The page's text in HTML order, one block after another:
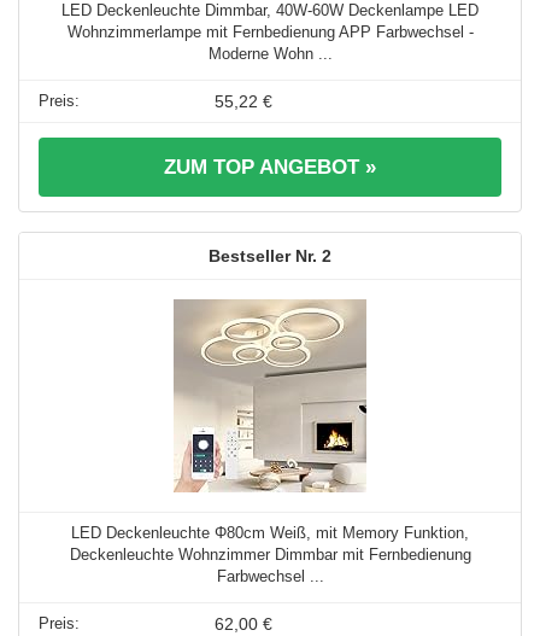
LED Deckenleuchte Dimmbar, 40W-60W Deckenlampe LED
Wohnzimmerlampe mit Fernbedienung APP Farbwechsel -
Moderne Wohn ...
55,22 €
ZUM TOP ANGEBOT »
2
LED Deckenleuchte Φ80cm Weiß, mit Memory Funktion,
Deckenleuchte Wohnzimmer Dimmbar mit Fernbedienung
Farbwechsel ...
62,00 €